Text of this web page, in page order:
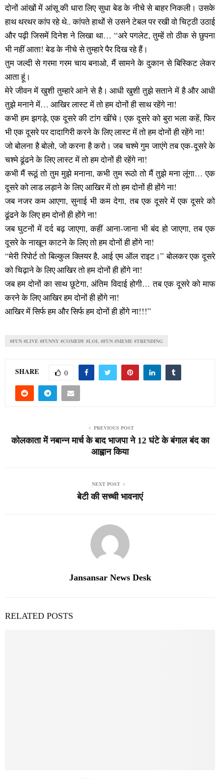
दोनों आंखों में आंसू की धारा लिए सुधा बेड के नीचे से बाहर निकली। उसके
हाथ थरथर कांप रहे थे.. कांपते हाथों से उसने टेबल पर रखी वो चिट्ठी उठाई
और पढ़ी जिसमें दिनेश ने लिखा था… “अरे पगलेट, तुम्हें तो ठीक से छुपना
भी नहीं आता! बेड के नीचे से तुम्हारे पैर दिख रहे हैं।
तुम जल्दी से गरमा गरम चाय बनाओ, मैं सामने के दुकान से बिस्किट लेकर
आता हूं।
मेरे जीवन में खुशी तुम्हारे आने से है। आधी खुशी तुझे सताने में है और आधी
तुझे मनाने में… आखिर लास्ट में तो हम दोनों ही साथ रहेंगे ना!
कभी हम झगड़े, एक दूसरे की टांग खींचे। एक दूसरे को बुरा भला कहें, फिर
भी एक दूसरे पर दादागिरी करने के लिए लास्ट में तो हम दोनों ही रहेंगे ना!
जो बोलना है बोलो, जो करना है करो। जब चश्मे गुम जाएंगे तब एक-दूसरे के
चश्मे ढूंढने के लिए लास्ट में तो हम दोनों ही रहेंगे ना!
कभी मैं रूठूं तो तुम मुझे मनाना, कभी तुम रूठो तो मैं तुझे मना लूंगा… एक
दूसरे को लाड लड़ाने के लिए आखिर में तो हम दोनों ही होंगे ना!
जब नजर कम आएगा, सुनाई भी कम देगा, तब एक दूसरे में एक दूसरे को
ढूंढने के लिए हम दोनों ही होंगे ना!
जब घुटनों में दर्द बढ़ जाएगा, कहीं आना-जाना भी बंद हो जाएगा, तब एक
दूसरे के नाखून काटने के लिए तो हम दोनों ही होंगे ना!
“मेरी रिपोर्ट तो बिल्कुल क्लियर है, आई एम ऑल राइट।” बोलकर एक दूसरे
को चिढ़ाने के लिए आखिर तो हम दोनों ही होंगे ना!
जब हम दोनों का साथ छूटेगा, अंतिम विदाई होगी… तब एक दूसरे को माफ
करने के लिए आखिर हम दोनों ही होंगे ना!
आखिर में सिर्फ हम और सिर्फ हम दोनों ही होंगे ना!!!”
#FUN #LIVE #FUNNY #COMEDY #LOL #FUN #MEME #TRENDING
SHARE 0
PREVIOUS POST
कोलकाता में नबान्न मार्च के बाद भाजपा ने 12 घंटे के बंगाल बंद का
आह्वान किया
NEXT POST
बेटी की सच्ची भावनाएं
Jansansar News Desk
RELATED POSTS